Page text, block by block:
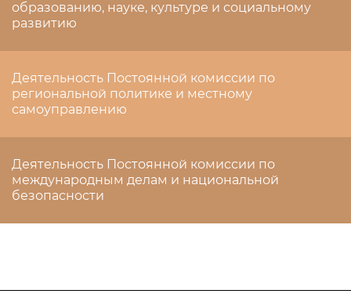
образованию, науке, культуре и социальному
развитию
Деятельность Постоянной комиссии по
региональной политике и местному
самоуправлению
Деятельность Постоянной комиссии по
международным делам и национальной
безопасности